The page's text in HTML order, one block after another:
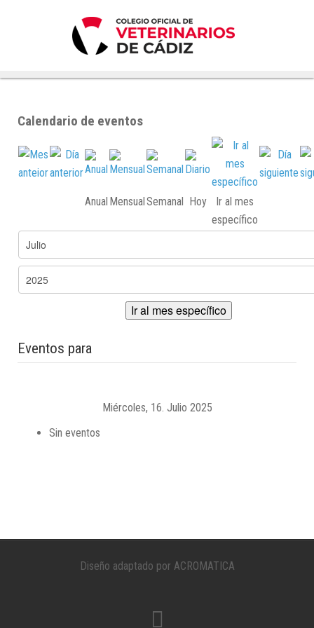
Calendario de eventos
Anual MensualSemanal Hoy
Ir al mes
específico
Ir al mes específico
Eventos para
Miércoles, 16. Julio 2025
Sin eventos
Diseño adaptado por ACROMATICA